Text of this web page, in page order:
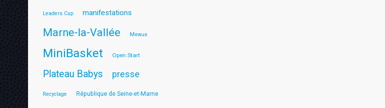
Leaders Cup manifestations
Marne-la-Vallée Meaux
MiniBasket Open Start
Plateau Babys presse
Recyclage République de Seine-et-Marne